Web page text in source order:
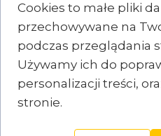
Sprzedaż ratalna z
ALIOR Bank
Cookies to małe pliki
przechowywane na
podczas przeglądania
Używamy ich do
personalizacji treści,
stronie.